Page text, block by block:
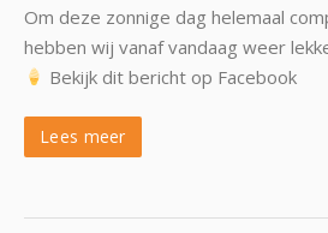
Om deze zonnige dag helemaal
hebben wij vanaf vandaag weer
Bekijk dit bericht op Facebook
Lees meer